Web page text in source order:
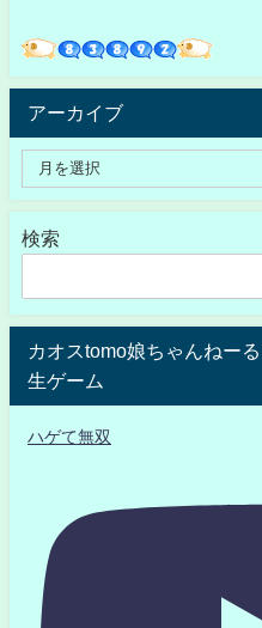
アーカイブ
検索
カオスtomo娘ちゃんねー
生ゲーム
ハゲて無双